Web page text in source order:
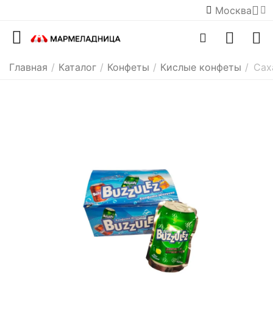
Москва
Главная / Каталог / Конфеты / Кислые конфеты /